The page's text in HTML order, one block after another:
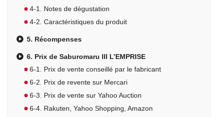
4-1. Notes de dégustation
4-2. Caractéristiques du produit
5. Récompenses
6. Prix de Saburomaru III L’EMPRISE
6-1. Prix de vente conseillé par le fabricant
6-2. Prix de revente sur Mercari
6-3. Prix de vente sur Yahoo Auction
6-4. Rakuten, Yahoo Shopping, Amazon